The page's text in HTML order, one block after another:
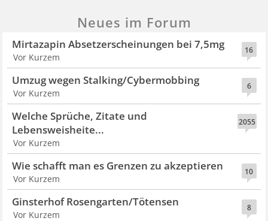
Neues im Forum
16
Mirtazapin Absetzerscheinungen bei 7,5mg
Vor Kurzem
6
Umzug wegen Stalking/Cybermobbing
Vor Kurzem
2055
Welche Sprüche, Zitate und
Lebensweisheite...
Vor Kurzem
10
Wie schafft man es Grenzen zu akzeptieren
Vor Kurzem
8
Ginsterhof Rosengarten/Tötensen
Vor Kurzem